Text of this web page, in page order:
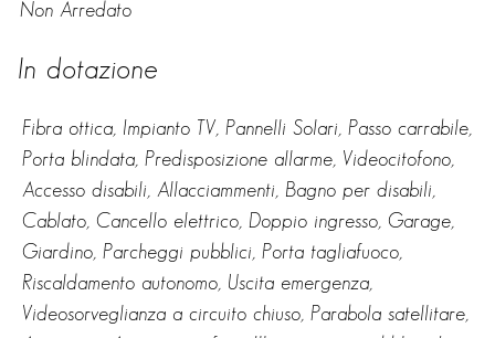
Non Arredato
In dotazione
Fibra ottica, Impianto TV, Pannelli Solari, Passo carrabile,
Porta blindata, Predisposizione allarme, Videocitofono,
Accesso disabili, Allacciammenti, Bagno per disabili,
Cablato, Cancello elettrico, Doppio ingresso, Garage,
Giardino, Parcheggi pubblici, Porta tagliafuoco,
Riscaldamento autonomo, Uscita emergenza,
Videosorveglianza a circuito chiuso, Parabola satellitare,